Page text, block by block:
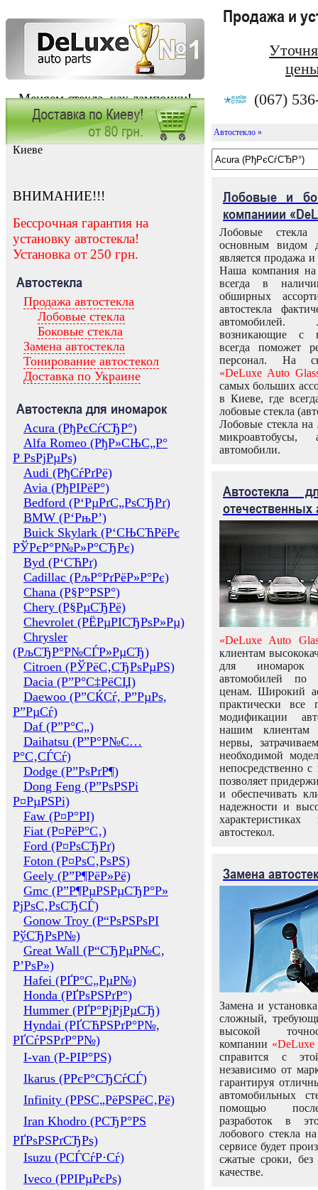
Меняем стекла, как лампочки!
Продажа и
(067)
Заказать установку автостекла в
Киеве
ВНИМАНИЕ!!!
Бессрочная гарантия на
установку автостекла!
Установка от 250 грн.
Автостекла
Продажа автостекла
Лобовые стекла
Боковые стекла
Замена автостекла
Тонирование автостекол
Доставка по Украине
Автостекла для иномарок
Acura (РђРєСѓСЂР°)
Alfa Romeo (РђР»СЊС„Р°
Р РѕРјРµРѕ)
Audi (РђСѓРґРё)
Avia (РђРІРёР°)
Bedford (Р‘РµРґС„РѕСЂРґ)
BMW (Р‘РњР’)
Buick Skylark (Р‘СЊСЋРёРє
РЎРєР°Р№Р»Р°СЂРє)
Byd (Р‘СЋРґ)
Cadillac (РљР°РґРёР»Р°Рє)
Chana (Р§Р°РЅР°)
Chery (Р§РµСЂРё)
Chevrolet (РЁРµРІСЂРѕР»Рµ)
Chrysler
(РљСЂР°Р№СЃР»РµСЂ)
Citroen (РЎРёС‚СЂРѕРµРЅ)
Dacia (Р”Р°С‡РёСЏ)
Daewoo (Р”СЌСѓ, Р”РµРѕ,
Р”РµСѓ)
Daf (Р”Р°С„)
Daihatsu (Р”Р°Р№С…
Р°С‚СЃСѓ)
Dodge (Р”РѕРґР¶)
Dong Feng (Р”РѕРЅРі
Р¤РµРЅРі)
Faw (Р¤Р°РІ)
Fiat (Р¤РёР°С‚)
Ford (Р¤РѕСЂРґ)
Foton (Р¤РѕС‚РѕРЅ)
Geely (Р”Р¶РёР»Рё)
Gmc (Р”Р¶РµРЅРµСЂР°Р»
РјРѕС‚РѕСЂСЃ)
Gonow Troy (Р“РѕРЅРѕРІ
РўСЂРѕР№)
Great Wall (Р“СЂРµР№С‚
Р’РѕР»)
Hafei (РҐР°С„РµР№)
Honda (РҐРѕРЅРґР°)
Hummer (РҐР°РјРјРµСЂ)
Hyndai (РҐСЋРЅРґР°Р№,
РҐСѓРЅРґР°Р№)
I-van (Р-РІР°РЅ)
Ikarus (РРєР°СЂСѓСЃ)
Infinity (РРЅС„РёРЅРёС‚Рё)
Iran Khodro (РСЂР°РЅ
РҐРѕРЅРґСЂРѕ)
Isuzu (РСЃСѓР·Сѓ)
Iveco (РРІРµРєРѕ)
Автостекло »
Лобовые и
компаниии
Лобовые
основным видом
является продажа и
Наша компания на
всегда в
обширных
автостекла
возникающие с
всегда поможет
персонал. На
«DeLuxe Auto
самых больших
в Киеве, где
лобовые стекла
Лобовые стекла на
микроавтобусы,
автомобили.
Автостекла
отечественных
«DeLuxe Auto
клиентам
для иномарок
автомобилей
ценам. Широкий
практически все
модификации
нашим клиентам
нервы,
необходимой
непосредственно
позволяет
и обеспечивать
надежности и
автостекол.
Замена
Замена и
сложный,
высокой
компании «DeLuxe
справится с
независимо от
гарантируя
автомобильных
помощью
разработок в
лобового стекла
сервисе будет
сжатые сроки,
качестве.